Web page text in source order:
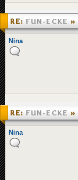
RE: FUN-ECKE »
Nina
RE: FUN-ECKE »
Nina